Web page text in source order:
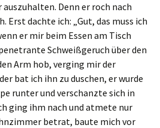
auszuhalten. Denn er roch nach
Erst dachte ich: „Gut, das muss ich
er mir beim Essen am Tisch
Schweißgeruch über den
Arm hob, verging mir der
bat ich ihn zu duschen, er wurde
runter und verschanzte sich in
ging ihm nach und atmete nur
betrat, baute mich vor